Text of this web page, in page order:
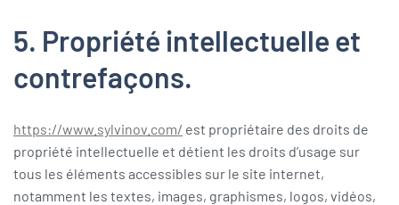
5. Propriété intellectuelle et
contrefaçons.
https://www.sylvinov.com/ est propriétaire des droits de
propriété intellectuelle et détient les droits d’usage sur
tous les éléments accessibles sur le site internet,
notamment les textes, images, graphismes, logos, vidéos,